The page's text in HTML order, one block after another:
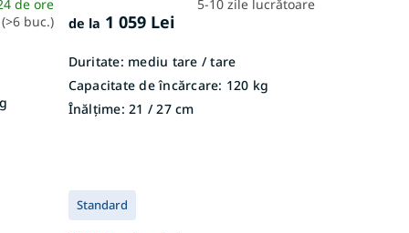
de ore
(>6 buc.)
5-10 zile lucrătoare
de la 1 059 Lei
Duritate: mediu tare / tare
Capacitate de încărcare: 120 kg
Înălțime: 21 / 27 cm
Standard